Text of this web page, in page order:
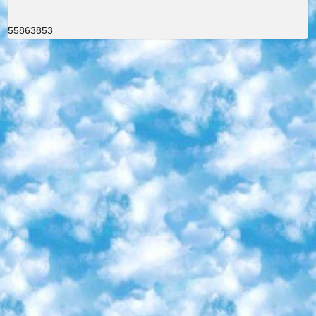
55863853